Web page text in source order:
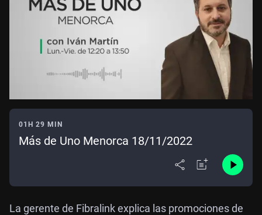
01H 29 MIN
Más de Uno Menorca 18/11/2022
La gerente de Fibralink explica las promociones de